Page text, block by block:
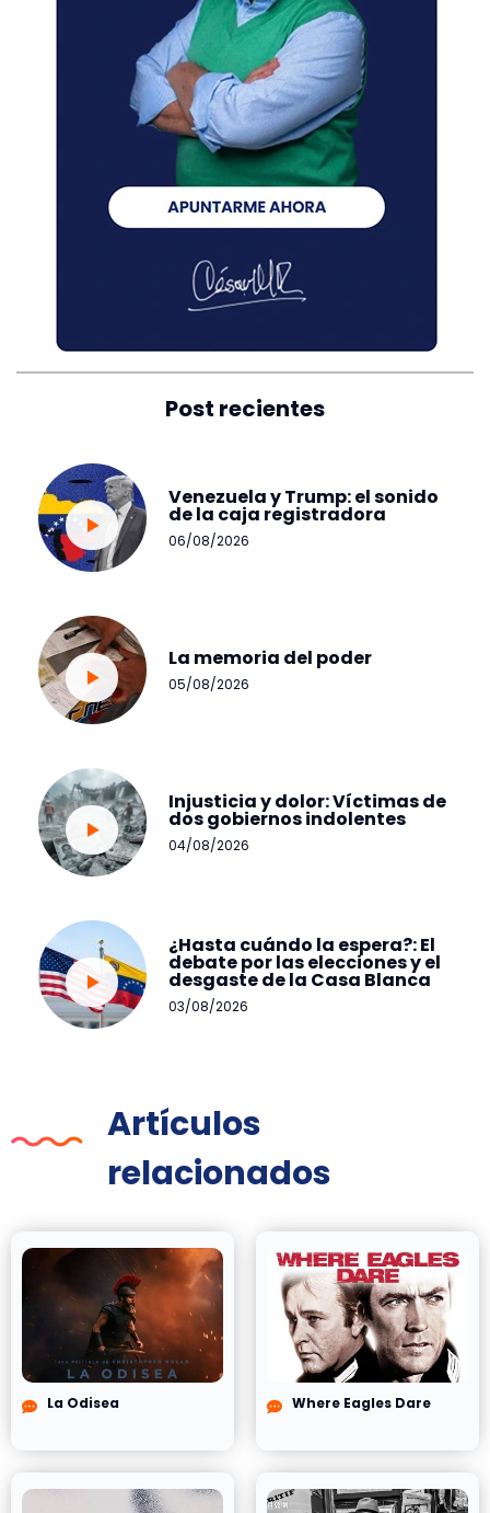
Post recientes
Venezuela y Trump: el sonido
de la caja registradora
06/08/2026
La memoria del poder
05/08/2026
Injusticia y dolor: Víctimas de
dos gobiernos indolentes
04/08/2026
¿Hasta cuándo la espera?: El
debate por las elecciones y el
desgaste de la Casa Blanca
03/08/2026
Artículos
relacionados
La Odisea Where Eagles Dare